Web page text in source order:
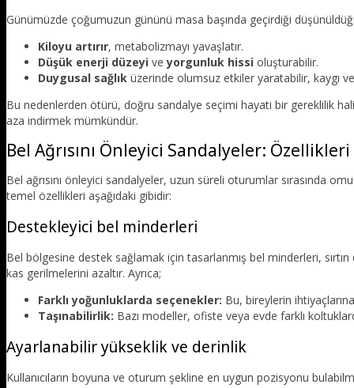
Günümüzde çoğumuzun gününü masa başında geçirdiği
Kiloyu artırır, metabolizmayı yavaşlatır.
Düşük enerji düzeyi veyorgunluk hissi oluşturabilir.
Duygusal sağlık üzerinde olumsuz etkiler yaratabilir, kaygı
Bu nedenlerden ötürü, doğru sandalye seçimi hayati bir gereklilik
aza indirmek mümkündür.
Bel Ağrısını Önleyici Sandalyeler: Özellikleri
Bel ağrısını önleyici sandalyeler, uzun süreli oturumlar sırasında
temel özellikleri aşağıdaki gibidir:
Destekleyici bel minderleri
Bel bölgesine destek sağlamak için tasarlanmış bel minderleri,
kas gerilmelerini azaltır. Ayrıca;
Farklı yoğunluklarda seçenekler: Bu, bireylerin
Taşınabilirlik: Bazı modeller, ofiste veya evde farklı
Ayarlanabilir yükseklik ve derinlik
Kullanıcıların boyuna ve oturum şekline en uygun pozisyonu